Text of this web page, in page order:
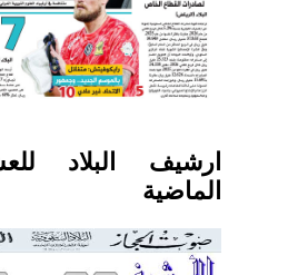
ارشيف البلاد
الماضية